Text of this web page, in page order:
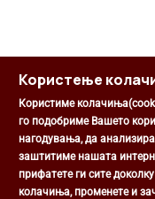
Користење
Користиме
го подобриме Вашето
нагодувања, да
заштитиме нашата
прифатете ги сите
колачиња, променете и